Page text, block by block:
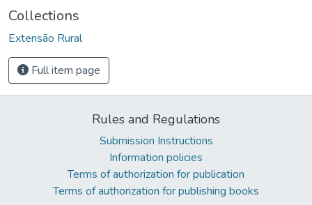
Collections
Extensão Rural
Full item page
Rules and Regulations
Submission Instructions
Information policies
Terms of authorization for publication
Terms of authorization for publishing books